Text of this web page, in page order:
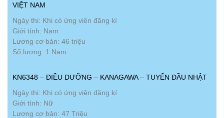
VIỆT NAM
Ngày thi: Khi có ứng viên đăng kí
Giới tính: Nam
Lương cơ bản: 46 triệu
Số lượng: 1 Nam
KN6348 – ĐIỀU DƯỠNG – KANAGAWA – TUYỂN ĐẦU NHẬT
Ngày thi: Khi có ứng viên đăng kí
Giới tính: Nữ
Lương cơ bản: 47 Triệu